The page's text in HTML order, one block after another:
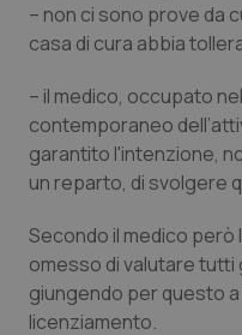
Quotidiano
Rene &
Salute orale &
Sangue &
Tiroide
– non ci sono prove da
casa di cura abbia
– il medico, occupato
contemporaneo
garantito l'intenzione,
un reparto, di svolgere
Secondo il medico
omesso di valutare tutti
giungendo per questo
licenziamento.